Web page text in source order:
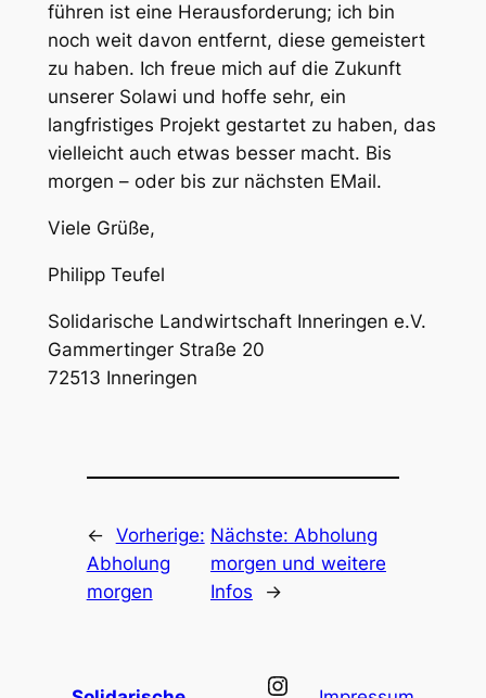
führen ist eine Herausforderung; ich bin
noch weit davon entfernt, diese gemeistert
zu haben. Ich freue mich auf die Zukunft
unserer Solawi und hoffe sehr, ein
langfristiges Projekt gestartet zu haben, das
vielleicht auch etwas besser macht. Bis
morgen – oder bis zur nächsten EMail.
Viele Grüße,
Philipp Teufel
Solidarische Landwirtschaft Inneringen e.V.
Gammertinger Straße 20
72513 Inneringen
← Vorherige:
Abholung
morgen
Nächste: Abholung
morgen und weitere
Infos
→
Instagram